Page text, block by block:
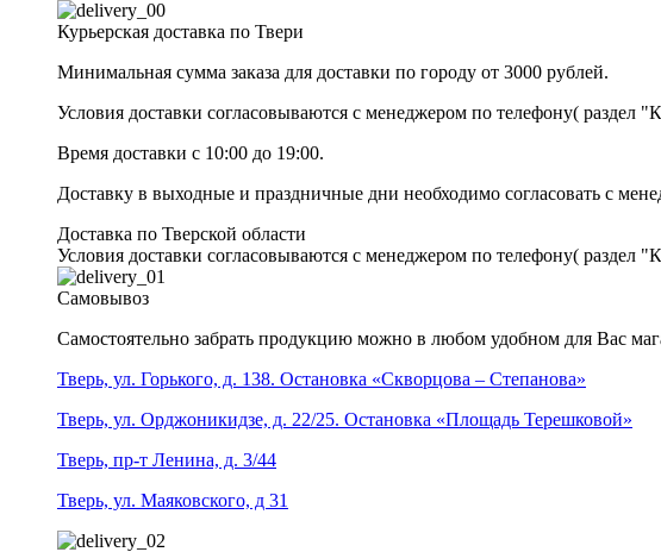
Курьерская доставка по Твери
Минимальная сумма заказа для доставки по городу от 3000 рублей.
Условия доставки согласовываются с менеджером по телефону(
Время доставки с 10:00 до 19:00.
Доставку в выходные и праздничные дни необходимо согласовать с
Доставка по Тверской области
Условия доставки согласовываются с менеджером по телефону(
Самовывоз
Самостоятельно забрать продукцию можно в любом удобном для Вас
Тверь, ул. Горького, д. 138. Остановка «Скворцова – Степанова»
Тверь, ул. Орджоникидзе, д. 22/25. Остановка «Площадь Терешковой»
Тверь, пр-т Ленина, д. 3/44
Тверь, ул. Маяковского, д 31